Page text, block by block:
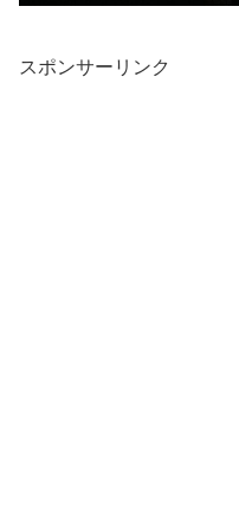
スポンサーリンク